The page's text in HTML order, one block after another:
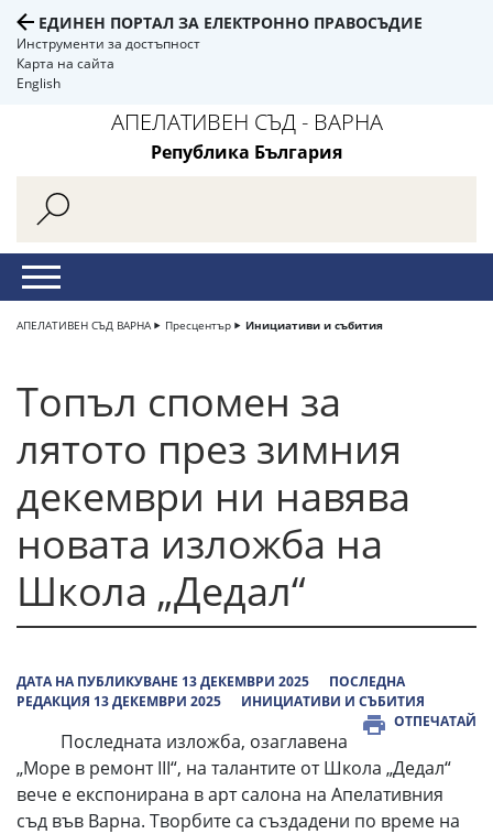
ЕДИНЕН ПОРТАЛ ЗА ЕЛЕКТРОННО ПРАВОСЪДИЕ
Инструменти за достъпност
Карта на сайта
English
АПЕЛАТИВЕН СЪД - ВАРНА
Република България
АПЕЛАТИВЕН СЪД ВАРНА Пресцентър Инициативи и събития
Топъл спомен за
лятото през зимния
декември ни навява
новата изложба на
Школа „Дедал“
ДАТА НА ПУБЛИКУВАНЕ 13 ДЕКЕМВРИ 2025
ПОСЛЕДНА
РЕДАКЦИЯ 13 ДЕКЕМВРИ 2025
ИНИЦИАТИВИ И СЪБИТИЯ
ОТПЕЧАТАЙ
Последната изложба, озаглавена
„Море в ремонт III“, на талантите от Школа „Дедал“
вече е експонирана в арт салона на Апелативния
съд във Варна. Творбите са създадени по време на